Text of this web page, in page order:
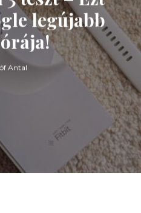
legújabb
Antal